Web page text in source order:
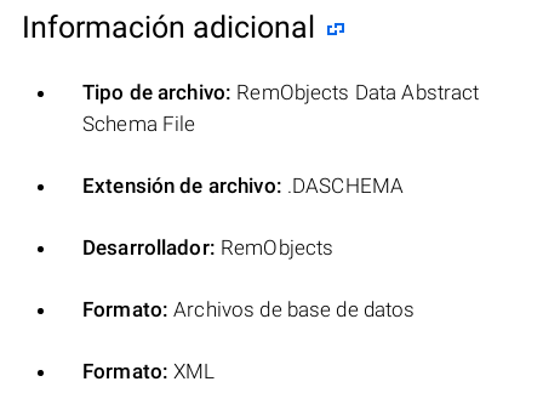
Información adicional
Tipo de archivo: RemObjects Data Abstract
Schema File
Extensión de archivo: .DASCHEMA
Desarrollador: RemObjects
Formato: Archivos de base de datos
Formato: XML